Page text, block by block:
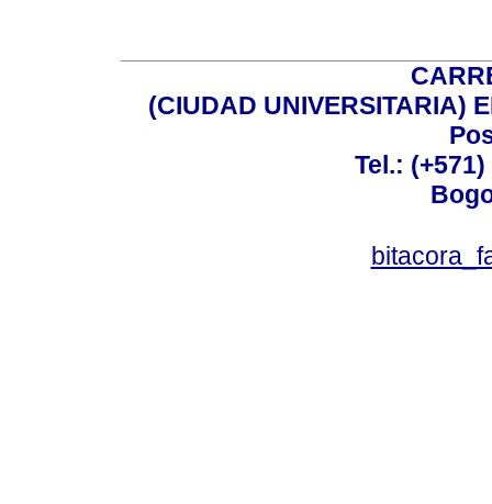
(CIUDAD UNIVERSITARIA)
Tel.: